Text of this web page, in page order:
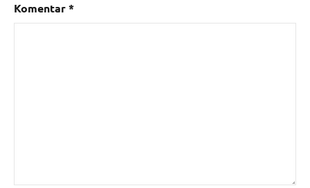
Komentar*